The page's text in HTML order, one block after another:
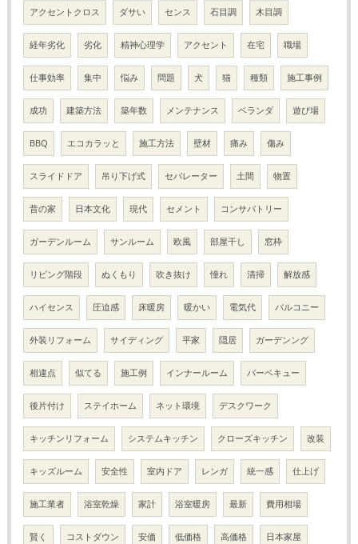
アクセントクロス ダサい センス 石目調 木目調
経年劣化 劣化 精神心理学 アクセント 在宅 職場
仕事効率 集中 悩み 問題 犬 猫 種類 施工事例
成功 建築方法 築年数 メンテナンス ベランダ 遊び場
BBQ エコカラッと 施工方法 壁材 痛み 傷み
スライドドア 吊り下げ式 セパレーター 土間 物置
昔の家 日本文化 現代 セメント コンサバトリー
ガーデンルーム サンルーム 欧風 部屋干し 窓枠
リビング階段 ぬくもり 吹き抜け 憧れ 清掃 解放感
ハイセンス 圧迫感 床暖房 暖かい 電気代 バルコニー
外装リフォーム サイディング 平家 隠居 ガーデンング
相違点 似てる 施工例 インナールーム バーベキュー
後片付け ステイホーム ネット環境 デスクワーク
キッチンリフォーム システムキッチン クローズキッチン 改装
キッズルーム 安全性 室内ドア レンガ 統一感 仕上げ
施工業者 浴室乾燥 家計 浴室暖房 最新 費用相場
賢く コストダウン 安価 低価格 高価格 日本家屋